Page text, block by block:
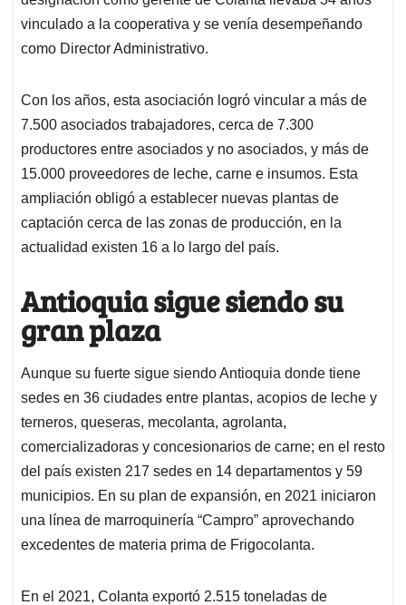
vinculado a la cooperativa y se venía desempeñando
como Director Administrativo.
Con los años, esta asociación logró vincular a más de
7.500 asociados trabajadores, cerca de 7.300
productores entre asociados y no asociados, y más de
15.000 proveedores de leche, carne e insumos. Esta
ampliación obligó a establecer nuevas plantas de
captación cerca de las zonas de producción, en la
actualidad existen 16 a lo largo del país.
Antioquia sigue siendo su
gran plaza
Aunque su fuerte sigue siendo Antioquia donde tiene
sedes en 36 ciudades entre plantas, acopios de leche y
terneros, queseras, mecolanta, agrolanta,
comercializadoras y concesionarios de carne; en el resto
del país existen 217 sedes en 14 departamentos y 59
municipios. En su plan de expansión, en 2021 iniciaron
una línea de marroquinería “Campro” aprovechando
excedentes de materia prima de Frigocolanta.
En el 2021, Colanta exportó 2.515 toneladas de